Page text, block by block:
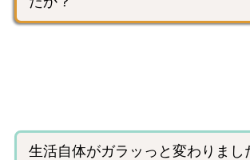
生活自体がガラッっと変わりまし